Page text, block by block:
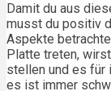
Damit du aus
musst du positiv
Aspekte
Platte treten,
stellen und es für
es ist immer